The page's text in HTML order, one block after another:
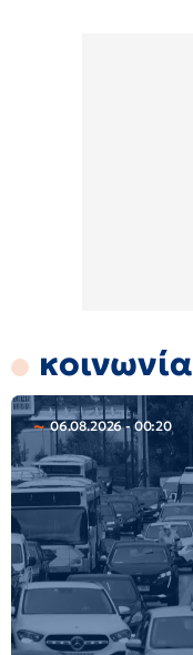
κοινωνία
06.08.2026 - 00:20